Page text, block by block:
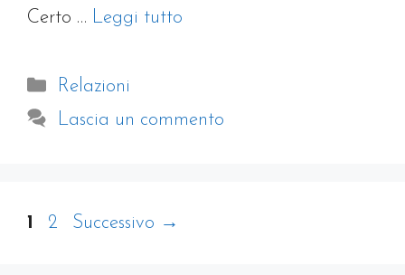
Certo … Leggi tutto
Categorie
Relazioni
Lascia un commento
Pagina
1 Pagina
2 Successivo →